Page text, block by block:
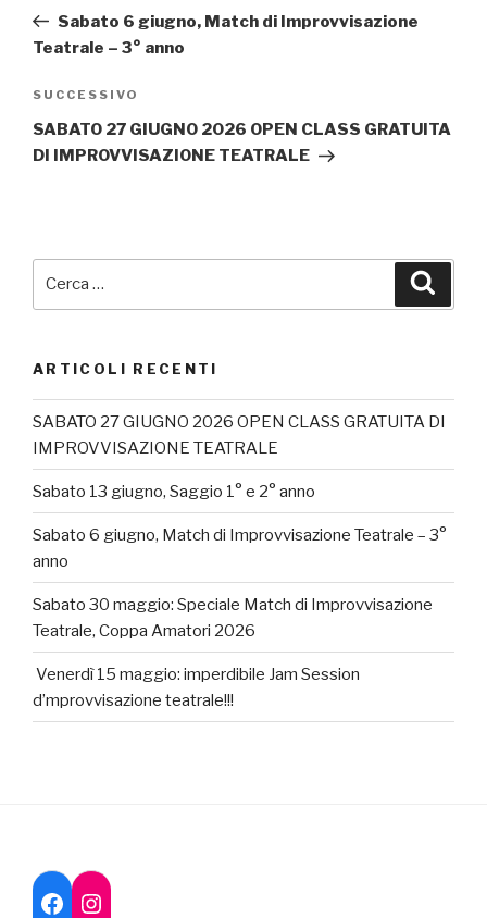
precedente:
Sabato 6 giugno, Match di Improvvisazione
Teatrale – 3° anno
Articolo
successivo
SUCCESSIVO
SABATO 27 GIUGNO 2026 OPEN CLASS GRATUITA
DI IMPROVVISAZIONE TEATRALE
ARTICOLI RECENTI
SABATO 27 GIUGNO 2026 OPEN CLASS GRATUITA DI
IMPROVVISAZIONE TEATRALE
Sabato 13 giugno, Saggio 1° e 2° anno
Sabato 6 giugno, Match di Improvvisazione Teatrale – 3°
anno
Sabato 30 maggio: Speciale Match di Improvvisazione
Teatrale, Coppa Amatori 2026
Venerdì 15 maggio: imperdibile Jam Session
d’mprovvisazione teatrale!!!
Facebook
Instagram